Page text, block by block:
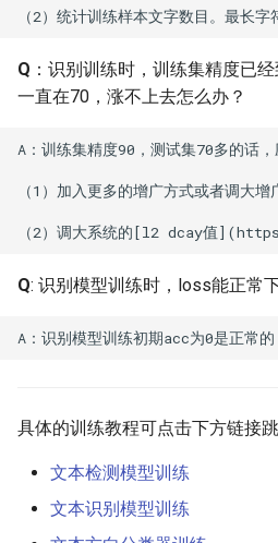
Q ：识别训练时，训练集精度已
一直在70，涨不上去怎么办？
A：训练集精度90，测试集70多的话
（1）加入更多的增广方式或者
Q: 识别模型训练时，loss能正常
具体的训练教程可点击下方链接跳
文本检测模型训练
文本识别模型训练